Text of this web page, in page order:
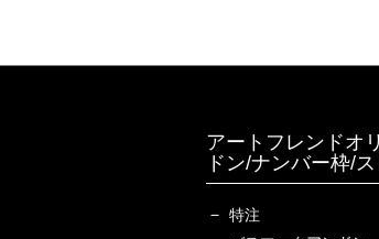
アートフレンドオ
ドン/ナンバー枠/
特注